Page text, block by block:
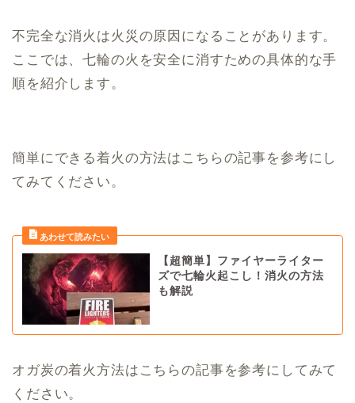
不完全な消火は火災の原因になることがあります。
ここでは、七輪の火を安全に消すための具体的な手
順を紹介します。
簡単にできる着火の方法はこちらの記事を参考にし
てみてください。
【超簡単】ファイヤーライター
ズで七輪火起こし！消火の方法
も解説
オガ炭の着火方法はこちらの記事を参考にしてみて
ください。